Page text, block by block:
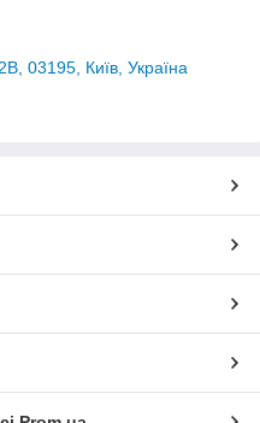
03195, Київ, Україна